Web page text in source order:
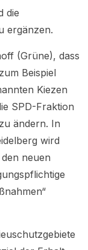
die
ergänzen.
(Grüne), dass
Beispiel
Kiezen
SPD-Fraktion
ändern. In
wird
neuen